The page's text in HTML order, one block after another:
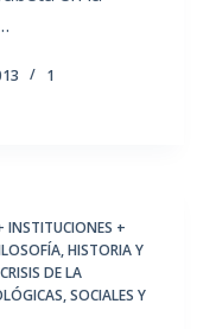
1
INSTITUCIONES +
HISTORIA Y
DE LA
SOCIALES Y